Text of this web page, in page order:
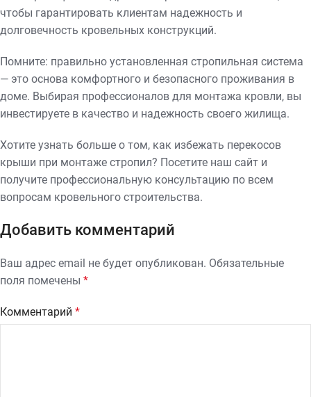
чтобы гарантировать клиентам надежность и
долговечность кровельных конструкций.
Помните: правильно установленная стропильная система
— это основа комфортного и безопасного проживания в
доме. Выбирая профессионалов для монтажа кровли, вы
инвестируете в качество и надежность своего жилища.
Хотите узнать больше о том, как избежать перекосов
крыши при монтаже стропил? Посетите наш сайт и
получите профессиональную консультацию по всем
вопросам кровельного строительства.
Добавить комментарий
Ваш адрес email не будет опубликован. Обязательные
поля помечены *
Комментарий *